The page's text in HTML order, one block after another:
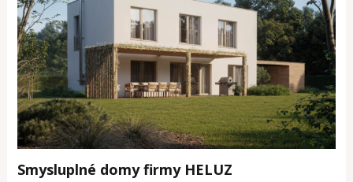
Smysluplné domy firmy HELUZ